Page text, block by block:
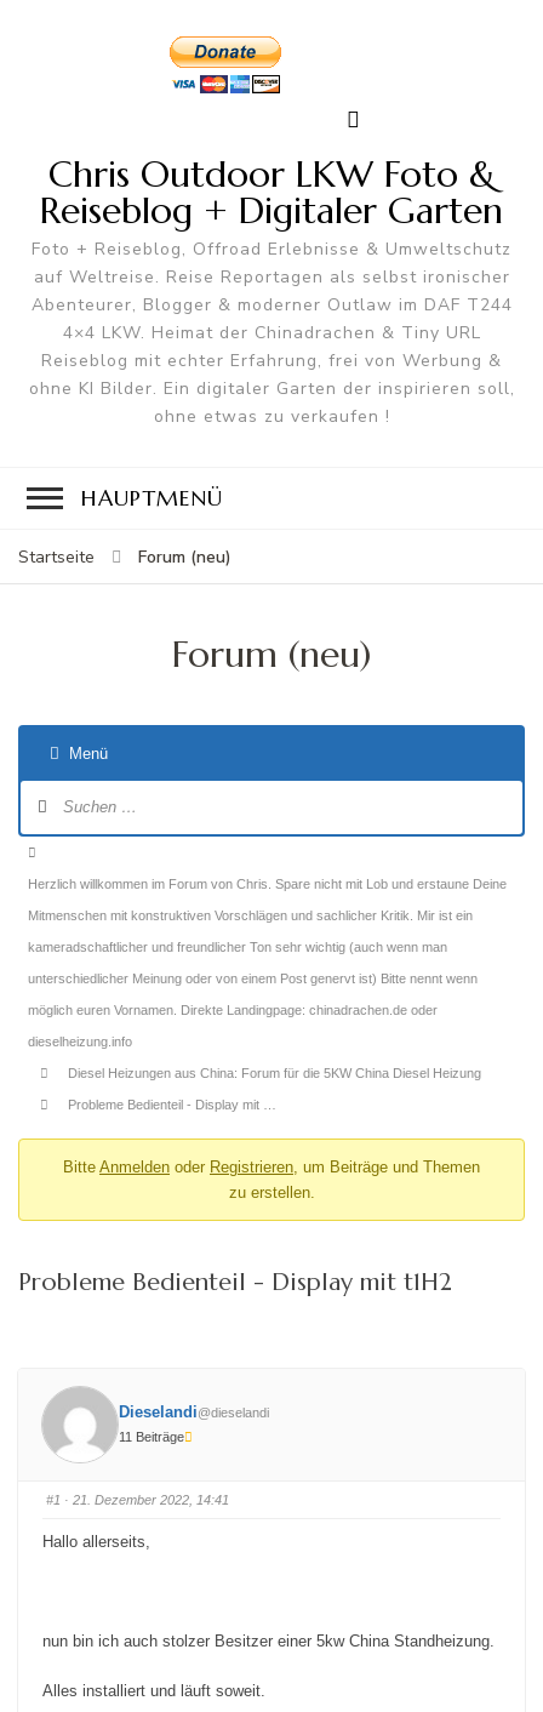
Chris Outdoor LKW Foto &
Reiseblog + Digitaler Garten
Foto + Reiseblog, Offroad Erlebnisse & Umweltschutz
auf Weltreise. Reise Reportagen als selbst ironischer
Abenteurer, Blogger & moderner Outlaw im DAF T244
4×4 LKW. Heimat der Chinadrachen & Tiny URL
Reiseblog mit echter Erfahrung, frei von Werbung &
ohne KI Bilder. Ein digitaler Garten der inspirieren soll,
ohne etwas zu verkaufen !
HAUPTMENÜ
Startseite Forum (neu)
Forum (neu)
Menü
Navigation
Forum-
Breadcrumbs
-
Du
bist
hier:
Herzlich willkommen im Forum von Chris. Spare nicht mit Lob und erstaune Deine
Mitmenschen mit konstruktiven Vorschlägen und sachlicher Kritik. Mir ist ein
kameradschaftlicher und freundlicher Ton sehr wichtig (auch wenn man
unterschiedlicher Meinung oder von einem Post genervt ist) Bitte nennt wenn
möglich euren Vornamen. Direkte Landingpage: chinadrachen.de oder
dieselheizung.info
Diesel Heizungen aus China: Forum für die 5KW China Diesel Heizung
Probleme Bedienteil - Display mit …
Bitte Anmelden oder Registrieren , um Beiträge und Themen
zu erstellen.
Probleme Bedienteil - Display mit t1H2
Dieselandi@dieselandi
11 Beiträge
#1 · 21. Dezember 2022, 14:41
Hallo allerseits,
nun bin ich auch stolzer Besitzer einer 5kw China Standheizung.
Alles installiert und läuft soweit.